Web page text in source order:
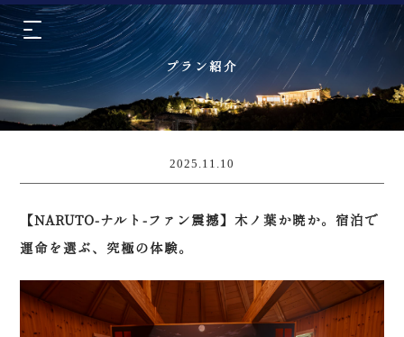
プラン紹介
2025.11.10
【NARUTO-ナルト-ファン震撼】木ノ葉か暁か。宿泊で
運命を選ぶ、究極の体験。